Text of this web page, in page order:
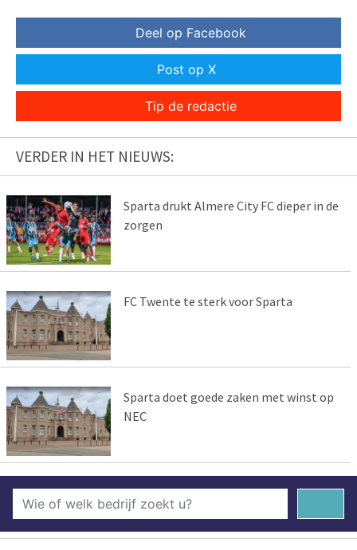
Deel op Facebook
Post op X
Tip de redactie
VERDER IN HET NIEUWS:
Sparta drukt Almere City FC dieper in de
zorgen
FC Twente te sterk voor Sparta
Sparta doet goede zaken met winst op
NEC